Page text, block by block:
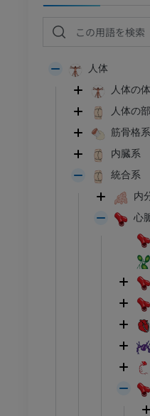
人体
人体の
人体の
筋骨格系
内臓系
統合系
内
心